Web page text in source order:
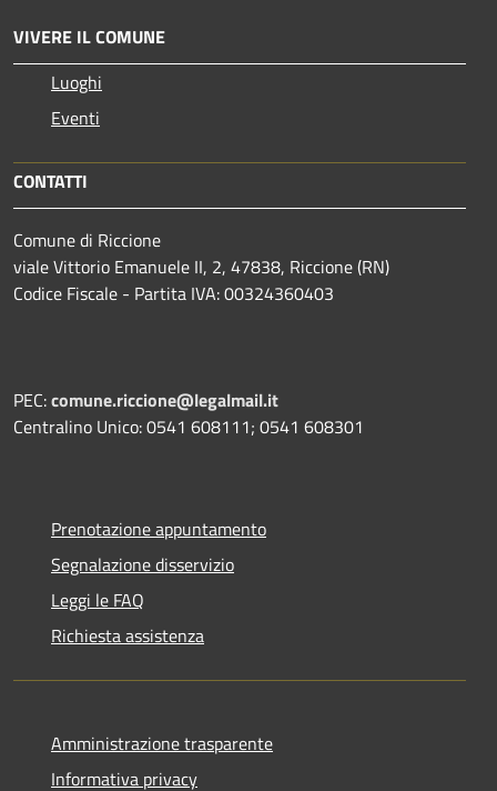
VIVERE IL COMUNE
Luoghi
Eventi
CONTATTI
Comune di Riccione
viale Vittorio Emanuele II, 2, 47838, Riccione (RN)
Codice Fiscale - Partita IVA: 00324360403
PEC:comune.riccione@legalmail.it
Centralino Unico: 0541 608111; 0541 608301
Prenotazione appuntamento
Segnalazione disservizio
Leggi le FAQ
Richiesta assistenza
Amministrazione trasparente
Informativa privacy